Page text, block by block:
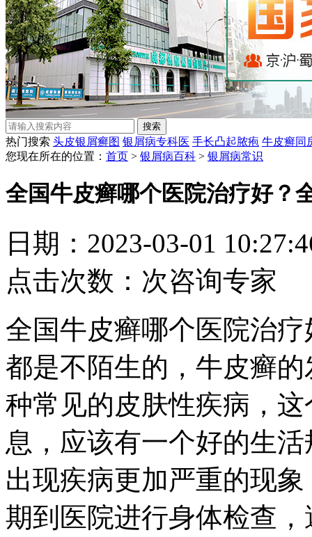
热门搜索 头皮银屑癣图 银屑病专科医 手长凸起脓疱 牛皮癣同
您现在所在的位置： 首页 > 银屑病百科 > 银屑病常识
全国牛皮癣哪个医院治疗好？
日期：2023-03-01
点击次数： 次咨询专家
全国牛皮癣哪个医院治
都是不陌生的，牛皮癣
种常见的皮肤性疾病，
息，应该有一个好的生
出现疾病更加严重的现
期到医院进行身体检查